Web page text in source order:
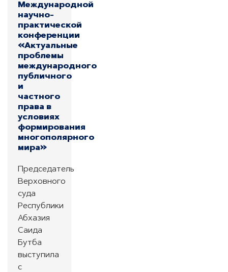
Международной
научно-
практической
конференции
«Актуальные
проблемы
международного
публичного
и
частного
права в
условиях
формирования
многополярного
мира»
Председатель
Верховного
суда
Республики
Абхазия
Саида
Бутба
выступила
с